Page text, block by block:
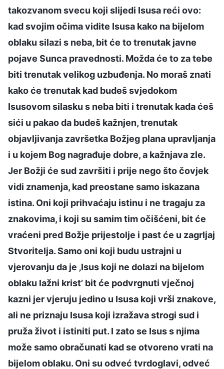
takozvanom svecu koji slijedi Isusa reći ovo:
kad svojim očima vidite Isusa kako na bijelom
oblaku silazi s neba, bit će to trenutak javne
pojave Sunca pravednosti. Možda će to za tebe
biti trenutak velikog uzbuđenja. No moraš znati
kako će trenutak kad budeš svjedokom
Isusovom silasku s neba biti i trenutak kada ćeš
sići u pakao da budeš kažnjen, trenutak
objavljivanja završetka Božjeg plana upravljanja
i u kojem Bog nagrađuje dobre, a kažnjava zle.
Jer Božji će sud završiti i prije nego što čovjek
vidi znamenja, kad preostane samo iskazana
istina. Oni koji prihvaćaju istinu i ne tragaju za
znakovima, i koji su samim tim očišćeni, bit će
vraćeni pred Božje prijestolje i past će u zagrljaj
Stvoritelja. Samo oni koji budu ustrajni u
vjerovanju da je ‚Isus koji ne dolazi na bijelom
oblaku lažni krist’ bit će podvrgnuti vječnoj
kazni jer vjeruju jedino u Isusa koji vrši znakove,
ali ne priznaju Isusa koji izražava strogi sud i
pruža život i istiniti put. I zato se Isus s njima
može samo obračunati kad se otvoreno vrati na
bijelom oblaku. Oni su odveć tvrdoglavi, odveć